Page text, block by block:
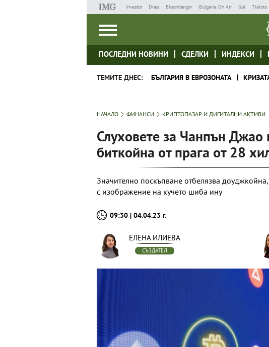
Investor Dnes Bloombergtv Bulgaria On Air Gol Tialoto
ПОСЛЕДНИ НОВИНИ СДЕЛКИ ИНДЕКСИ
ТЕМИТЕ ДНЕС: БЪЛГАРИЯ В ЕВРОЗОНАТА
НАЧАЛО ФИНАНСИ КРИПТОПАЗАР И ДИГИТАЛНИ АКТИВИ
Слуховете за Чанпън Джао
биткойна от прага от 28
Значително поскъпване отбелязва
с изображение на кучето шиба ину
09:30 | 04.04.23 г.
ЕЛЕНА ИЛИЕВА
СЪЗДАТЕЛ